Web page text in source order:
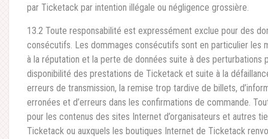
par Ticketack par intention illégale ou négligence grossière.
13.2 Toute responsabilité est expressément exclue pour des
consécutifs. Les dommages consécutifs sont en particulier les
à la réputation et la perte de données suite à des perturbations
disponibilité des prestations de Ticketack et suite à la
erreurs de transmission, la remise trop tardive de billets,
erronées et d’erreurs dans les confirmations de commande.
pour les contenus des sites Internet d’organisateurs et autres
Ticketack ou auxquels les boutiques Internet de Ticketack